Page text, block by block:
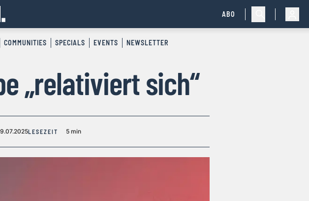
ABO
COMMUNITIES SPECIALS EVENTS NEWSLETTER
„relativiert sich“
LESEZEIT 5 min